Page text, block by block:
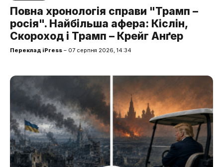
Повна хронологія справи "Трамп –
росія". Найбільша афера: Кіслін,
Скороход і Трамп – Крейг Анґер
Переклад iPress – 07 серпня 2026, 14:34